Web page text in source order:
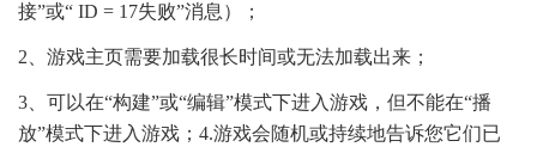
接”或“ ID = 17失败”消息）；
2、游戏主页需要加载很长时间或无法加载出来；
3、可以在“构建”或“编辑”模式下进入游戏，但不能在“播
放”模式下进入游戏；4.游戏会随机或持续地告诉您它们已